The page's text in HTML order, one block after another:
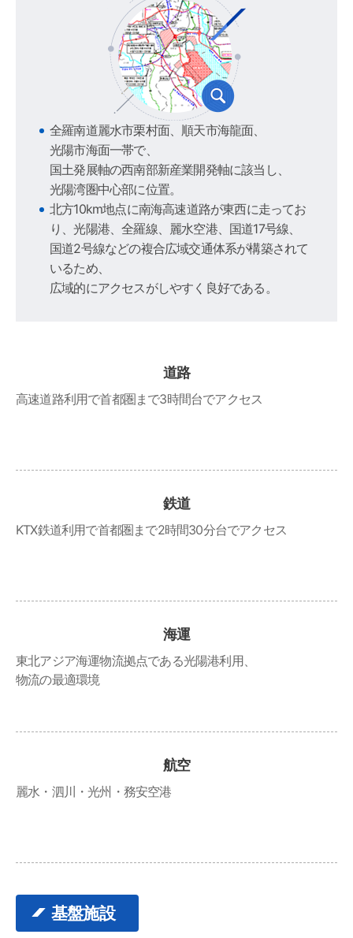
全羅南道麗水市栗村面、順天市海龍面、
光陽市海面一帯で、
国土発展軸の西南部新産業開発軸に該当し、
光陽湾圏中心部に位置。
北方10km地点に南海高速道路が東西に走ってお
り、光陽港、全羅線、麗水空港、国道17号線、
国道2号線などの複合広域交通体系が構築されて
いるため、
広域的にアクセスがしやすく良好である。
道路
高速道路利用で首都圏まで3時間台でアクセス
鉄道
KTX鉄道利用で首都圏まで2時間30分台でアクセス
海運
東北アジア海運物流拠点である光陽港利用、
物流の最適環境
航空
麗水・泗川・光州・務安空港
基盤施設